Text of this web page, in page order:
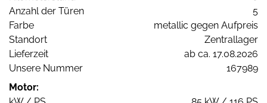
Anzahl der Türen
5
Farbe
metallic gegen Aufpreis
Standort
Zentrallager
Lieferzeit
ab ca. 17.08.2026
Unsere Nummer
167989
Motor: